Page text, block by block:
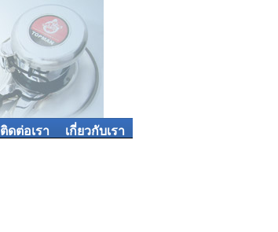
ติดต่อเรา เกี่ยวกับเรา